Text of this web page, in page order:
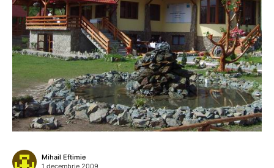
Mihail Eftimie
1 decembrie 2009